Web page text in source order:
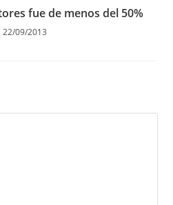
fue de menos del 50%
22/09/2013